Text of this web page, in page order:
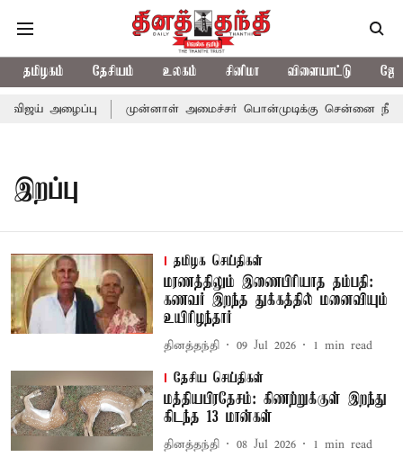
தமிழகம் தேசியம் உலகம் சினிமா விளையாட்டு
விஜய் அழைப்பு முன்னாள் அமைச்சர் பொன்முடிக்கு சென்னை
இறப்பு
தமிழக செய்திகள்
மரணத்திலும் இணைபிரியாத தம்பதி:
கணவர் இறந்த துக்கத்தில் மனைவியும்
உயிரிழந்தார்
தினத்தந்தி 09 Jul 2026 1 min read
தேசிய செய்திகள்
மத்தியபிரதேசம்: கிணற்றுக்குள் இறந்து
கிடந்த 13 மான்கள்
தினத்தந்தி 08 Jul 2026 1 min read